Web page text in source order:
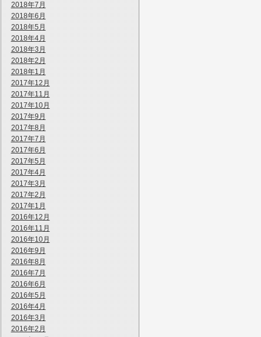
2018年7月
2018年6月
2018年5月
2018年4月
2018年3月
2018年2月
2018年1月
2017年12月
2017年11月
2017年10月
2017年9月
2017年8月
2017年7月
2017年6月
2017年5月
2017年4月
2017年3月
2017年2月
2017年1月
2016年12月
2016年11月
2016年10月
2016年9月
2016年8月
2016年7月
2016年6月
2016年5月
2016年4月
2016年3月
2016年2月